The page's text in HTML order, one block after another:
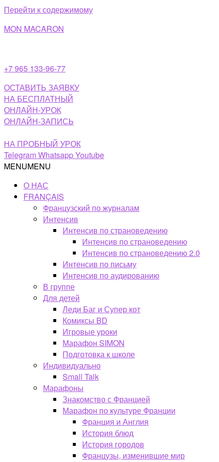
Перейти к содержимому
MON MACARON
+7 965 133-96-77
ОСТАВИТЬ ЗАЯВКУ
НА БЕСПЛАТНЫЙ
ОНЛАЙН-УРОК
ОНЛАЙН-ЗАПИСЬ
НА ПРОБНЫЙ УРОК
TelegramWhatsappYoutube
MENUMENU
О НАС
FRANÇAIS
Французский по журналам
Интенсив
Интенсив по страноведению
Интенсив по страноведению
Интенсив по страноведению 2.0
Интенсив по письму
Интенсив по аудированию
В группе
Для детей
Леди Баг и Супер кот
Комиксы BD
Игровые уроки
Марафон SIMON
Подготовка к школе
Индивидуально
Small Talk
Марафоны
Знакомство с Францией
Марафон по культуре Франции
Франция и Англия
История блюд
История городов
Французы, изменившие мир